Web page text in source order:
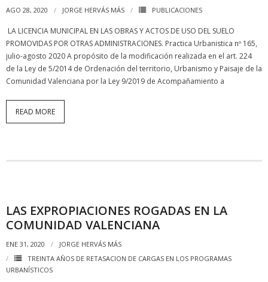
AGO 28, 2020 JORGE HERVÁS MÁS PUBLICACIONES
LA LICENCIA MUNICIPAL EN LAS OBRAS Y ACTOS DE USO DEL SUELO
PROMOVIDAS POR OTRAS ADMINISTRACIONES. Practica Urbanistica nº 165,
julio-agosto 2020 A propósito de la modificación realizada en el art. 224
de la Ley de 5/2014 de Ordenación del territorio, Urbanismo y Paisaje de la
Comunidad Valenciana por la Ley 9/2019 de Acompañamiento a
READ MORE
LAS EXPROPIACIONES ROGADAS EN LA
COMUNIDAD VALENCIANA
ENE 31, 2020
JORGE HERVÁS MÁS
TREINTA AÑOS DE RETASACION DE CARGAS EN LOS PROGRAMAS
URBANÍSTICOS